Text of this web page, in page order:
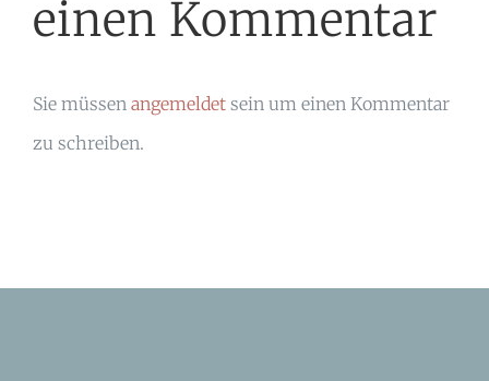
einen Kommentar
Sie müssen angemeldet sein um einen Kommentar
zu schreiben.